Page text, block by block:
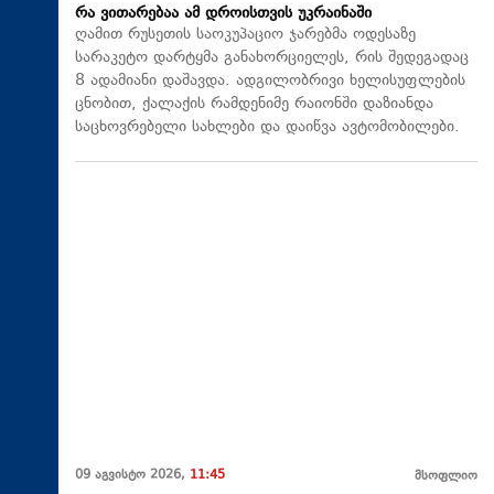
რა ვითარებაა ამ დროისთვის უკრაინაში
ღამით რუსეთის საოკუპაციო ჯარებმა ოდესაზე
სარაკეტო დარტყმა განახორციელეს, რის შედეგადაც
8 ადამიანი დაშავდა. ადგილობრივი ხელისუფლების
ცნობით, ქალაქის რამდენიმე რაიონში დაზიანდა
საცხოვრებელი სახლები და დაიწვა ავტომობილები.
09 აგვისტო 2026, 11:45 მსოფლიო